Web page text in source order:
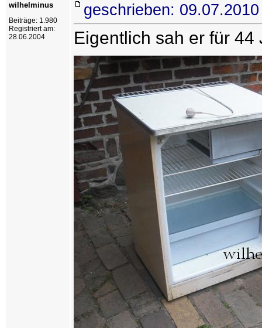
wilhelminus
Beiträge: 1.980
Registriert am:
28.06.2004
geschrieben:
Eigentlich sah er für